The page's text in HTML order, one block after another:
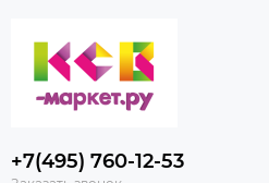
+7(495) 760-12-53